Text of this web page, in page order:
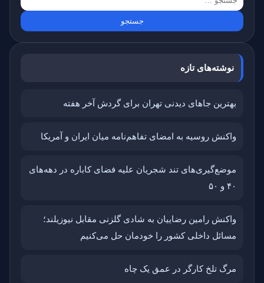
نوشته‌های تازه
بهترین جاهای دیدنی تهران برای گردش آخر هفته
واکنش روسیه به امضای تفاهم‌نامه میان ایران و آمریکا
موضع‌گیری‌های تند شجریان علیه فضای کاباره در دهه‌های
۴۰ و ۵۰
واکنش رامین رضاییان به شادی گلزنی مقابل نیوزیلند؛
مسائل داخلی کشور را خودمان حل می‌کنیم
مرگ تلخ کارگر در عمق یک چاه